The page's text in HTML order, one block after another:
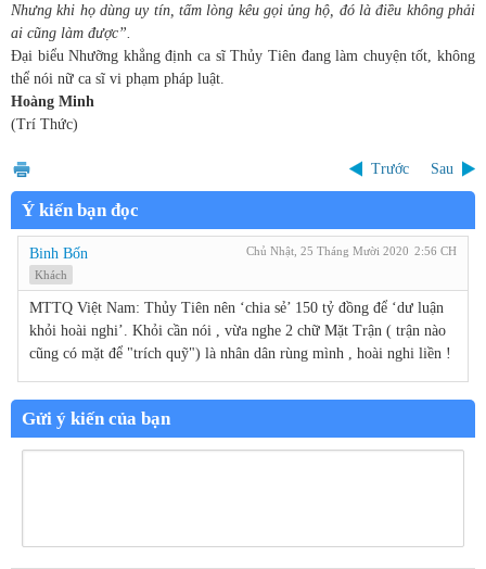
Nhưng khi họ dùng uy tín, tấm lòng kêu gọi ủng hộ, đó là điều không phải
ai cũng làm được”.
Đại biểu Nhưỡng khẳng định ca sĩ Thủy Tiên đang làm chuyện tốt, không
thể nói nữ ca sĩ vi phạm pháp luật.
Hoàng Minh
(Trí Thức)
Trước Sau
Ý kiến bạn đọc
Chủ Nhật, 25 Tháng Mười 2020 2:56 CH
Binh Bốn
Khách
MTTQ Việt Nam: Thủy Tiên nên ‘chia sẻ’ 150 tỷ đồng để ‘dư luận
khỏi hoài nghi’. Khỏi cần nói , vừa nghe 2 chữ Mặt Trận ( trận nào
cũng có mặt để "trích quỹ") là nhân dân rùng mình , hoài nghi liền !
Gửi ý kiến của bạn